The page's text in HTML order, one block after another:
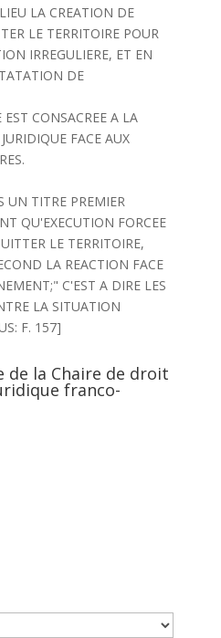
LA CREATION DE
LE TERRITOIRE POUR
IRREGULIERE, ET EN
DE
CONSACREE A LA
FACE AUX
UN TITRE PREMIER
QU'EXECUTION FORCEE
LE TERRITOIRE,
LA REACTION FACE
C'EST A DIRE LES
LA SITUATION
F. 157]
de la Chaire de droit
franco-